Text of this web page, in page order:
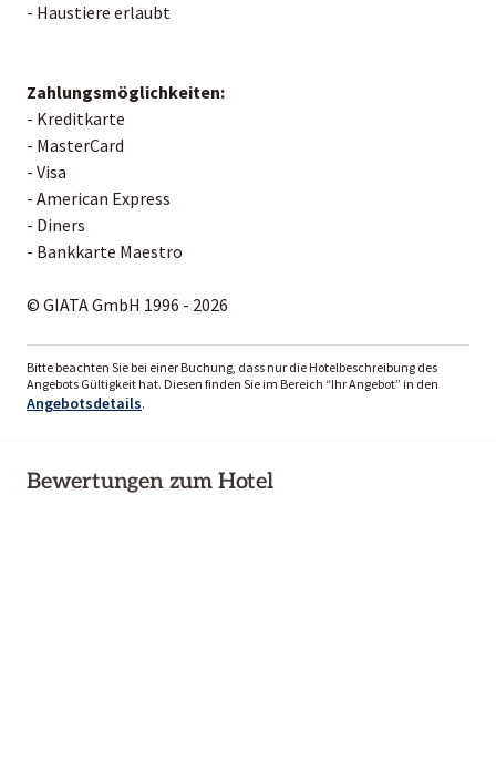
- Haustiere erlaubt
Zahlungsmöglichkeiten:
- Kreditkarte
- MasterCard
- Visa
- American Express
- Diners
- Bankkarte Maestro
© GIATA GmbH 1996 - 2026
Bitte beachten Sie bei einer Buchung, dass nur die Hotelbeschreibung des
Angebots Gültigkeit hat. Diesen finden Sie im Bereich “Ihr Angebot” in den
Angebotsdetails.
Bewertungen zum Hotel